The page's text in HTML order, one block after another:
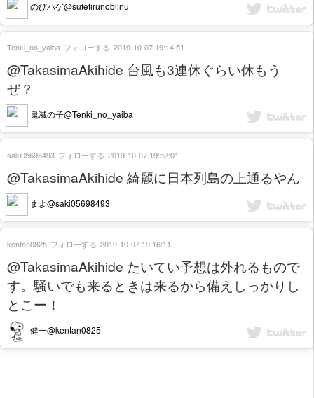
のびハゲ@sutetirunobiinu
@TakasimaAkihide 台風も3連休ぐらい休もう
ぜ？
鬼滅の子@Tenki_no_yaiba
Tenki_no_yaiba フォローする 2019-10-07 19:14:51
@TakasimaAkihide 綺麗に日本列島の上通るやん
まよ@saki05698493
saki05698493 フォローする 2019-10-07 19:52:01
@TakasimaAkihide たいてい予想は外れるもので
す。騒いでも来るときは来るから備えしっかりし
とこー！
健一@kentan0825
kentan0825 フォローする 2019-10-07 19:16:11